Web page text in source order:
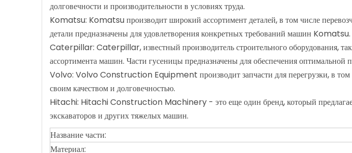
долговечности и производительности в условиях труда.
Komatsu: Komatsu производит широкий ассортимент деталей, в том числе
детали предназначены для удовлетворения конкретных требований машин Komatsu.
Caterpillar: Caterpillar, известный производитель строительного оборудования,
ассортимента машин. Части гусеницы предназначены для обеспечения оптимальной
Volvo: Volvo Construction Equipment производит запчасти для перегрузки, в том
своим качеством и долговечностью.
Hitachi: Hitachi Construction Machinery - это еще один бренд, который предлагает
экскаваторов и других тяжелых машин.
Название части:
Материал: